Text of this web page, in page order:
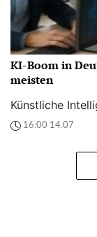
KI-Boom in
meisten
Künstliche
16:00 14.07